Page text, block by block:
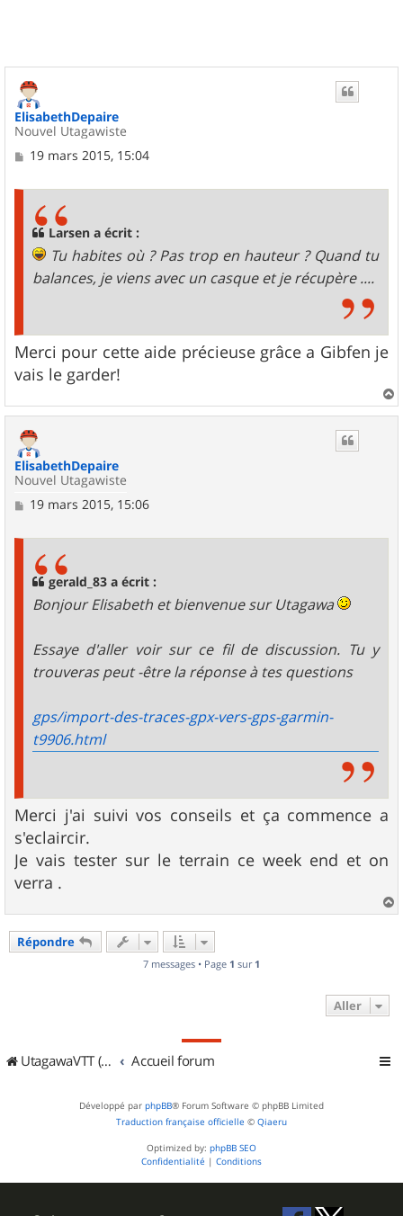
ElisabethDepaire
Nouvel Utagawiste
M19 mars 2015, 15:04
Larsen a écrit :
Tu habites où ? Pas trop en hauteur ? Quand tu
balances, je viens avec un casque et je récupère ....
Merci pour cette aide précieuse grâce a Gibfen je
vais le garder!
a
ElisabethDepaire
Nouvel Utagawiste
M19 mars 2015, 15:06
gerald_83 a écrit :
Bonjour Elisabeth et bienvenue sur Utagawa
Essaye d'aller voir sur ce fil de discussion. Tu y
trouveras peut -être la réponse à tes questions
gps/import-des-traces-gpx-vers-gps-garmin-
t9906.html
Merci j'ai suivi vos conseils et ça commence a
s'eclaircir.
Je vais tester sur le terrain ce week end et on
verra .
a
Répondre
7 messages • Page 1 sur 1
Aller
UtagawaVTT (Randos VTT et VTTAE avec traces GPS) Accueil forum
Développé par phpBB® Forum Software © phpBB Limited
Traduction française officielle © Qiaeru
Optimized by: phpBB SEO
Confidentialité | Conditions